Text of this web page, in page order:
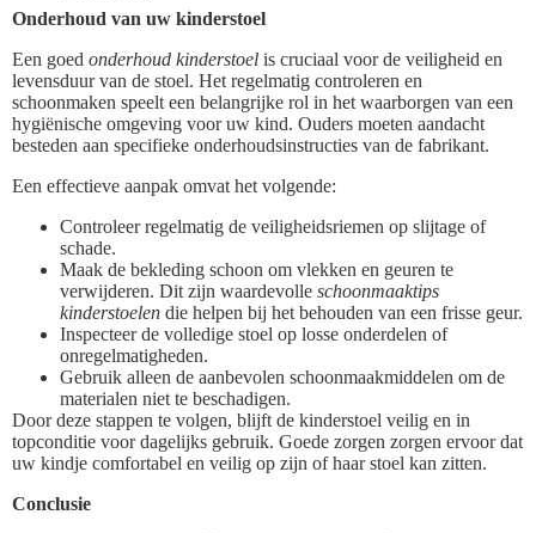
Onderhoud van uw kinderstoel
Een goed onderhoud kinderstoel is cruciaal voor de veiligheid en
levensduur van de stoel. Het regelmatig controleren en
schoonmaken speelt een belangrijke rol in het waarborgen van een
hygiënische omgeving voor uw kind. Ouders moeten aandacht
besteden aan specifieke onderhoudsinstructies van de fabrikant.
Een effectieve aanpak omvat het volgende:
Controleer regelmatig de veiligheidsriemen op slijtage of
schade.
Maak de bekleding schoon om vlekken en geuren te
verwijderen. Dit zijn waardevolle schoonmaaktips
kinderstoelen die helpen bij het behouden van een frisse geur.
Inspecteer de volledige stoel op losse onderdelen of
onregelmatigheden.
Gebruik alleen de aanbevolen schoonmaakmiddelen om de
materialen niet te beschadigen.
Door deze stappen te volgen, blijft de kinderstoel veilig en in
topconditie voor dagelijks gebruik. Goede zorgen zorgen ervoor dat
uw kindje comfortabel en veilig op zijn of haar stoel kan zitten.
Conclusie